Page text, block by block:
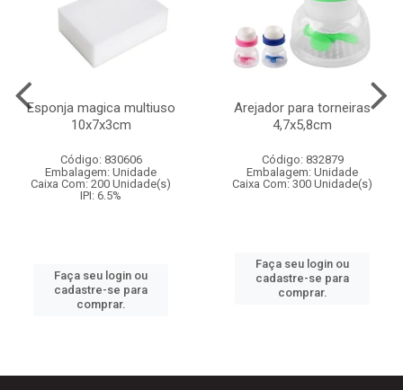
Esponja magica multiuso
10x7x3cm
Código: 830606
Embalagem: Unidade
Caixa Com: 200 Unidade(s)
IPI: 6.5%
Faça seu login ou
cadastre-se para
comprar.
Arejador para torneiras
4,7x5,8cm
Código: 832879
Embalagem: Unidade
Caixa Com: 300 Unidade(s)
Faça seu login ou
cadastre-se para
comprar.